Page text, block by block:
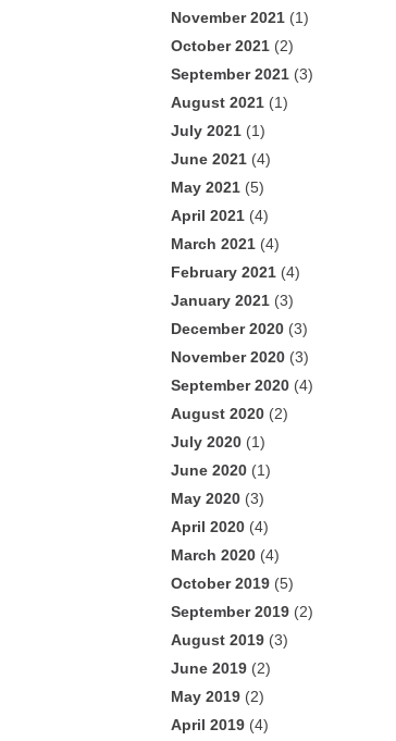
November 2021 (1)
October 2021 (2)
September 2021 (3)
August 2021 (1)
July 2021 (1)
June 2021 (4)
May 2021 (5)
April 2021 (4)
March 2021 (4)
February 2021 (4)
January 2021 (3)
December 2020 (3)
November 2020 (3)
September 2020 (4)
August 2020 (2)
July 2020 (1)
June 2020 (1)
May 2020 (3)
April 2020 (4)
March 2020 (4)
October 2019 (5)
September 2019 (2)
August 2019 (3)
June 2019 (2)
May 2019 (2)
April 2019 (4)